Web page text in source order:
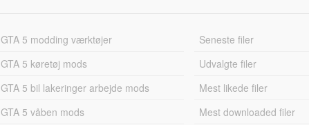
GTA 5 modding værktøjer
GTA 5 køretøj mods
GTA 5 bil lakeringer arbejde mods
GTA 5 våben mods
Seneste filer
Udvalgte filer
Mest likede filer
Mest downloaded filer